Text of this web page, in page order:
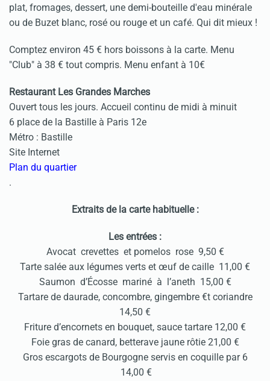
plat, fromages, dessert, une demi-bouteille d'eau minérale
ou de Buzet blanc, rosé ou rouge et un café. Qui dit mieux !
Comptez environ 45 € hors boissons à la carte. Menu
"Club" à 38 € tout compris. Menu enfant à 10€
Restaurant Les Grandes Marches
Ouvert tous les jours. Accueil continu de midi à minuit
6 place de la Bastille à Paris 12e
Métro : Bastille
Site Internet
Plan du quartier
.
Extraits de la carte habituelle :
Les entrées :
Avocat crevettes et pomelos rose 9,50 €
Tarte salée aux légumes verts et œuf de caille 11,00 €
Saumon d’Écosse mariné à l’aneth 15,00 €
Tartare de daurade, concombre, gingembre €t coriandre
14,50 €
Friture d’encornets en bouquet, sauce tartare 12,00 €
Foie gras de canard, betterave jaune rôtie 21,00 €
Gros escargots de Bourgogne servis en coquille par 6
14,00 €